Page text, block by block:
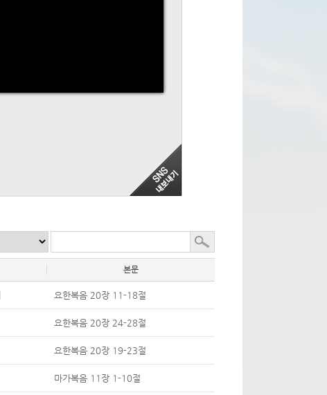
본문
요한복음 20장 11-18절
요한복음 20장 24-28절
요한복음 20장 19-23절
마가복음 11장 1-10절